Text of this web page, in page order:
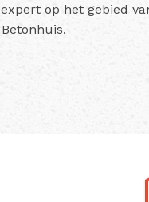
op het gebied